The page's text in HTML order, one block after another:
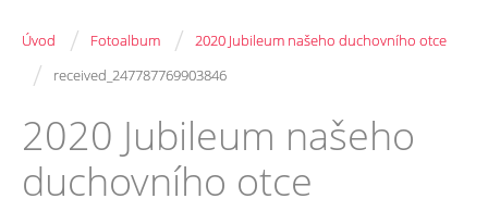
Úvod / Fotoalbum / 2020 Jubileum našeho duchovního otce
/ received_247787769903846
2020 Jubileum našeho
duchovního otce